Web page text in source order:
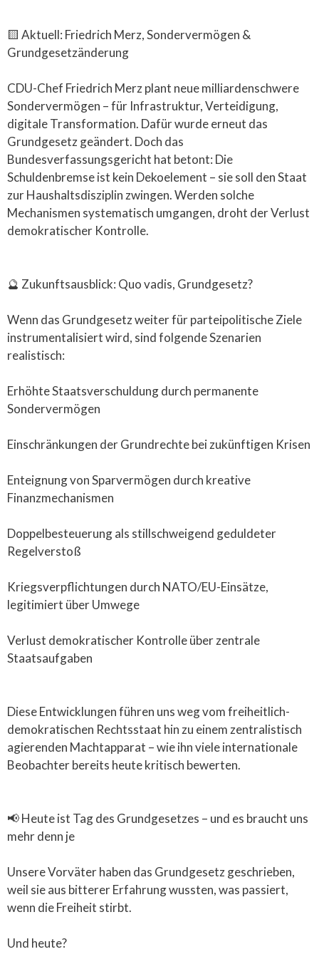
🟨 Aktuell: Friedrich Merz, Sondervermögen &
Grundgesetzänderung
CDU-Chef Friedrich Merz plant neue milliardenschwere
Sondervermögen – für Infrastruktur, Verteidigung,
digitale Transformation. Dafür wurde erneut das
Grundgesetz geändert. Doch das
Bundesverfassungsgericht hat betont: Die
Schuldenbremse ist kein Dekoelement – sie soll den Staat
zur Haushaltsdisziplin zwingen. Werden solche
Mechanismen systematisch umgangen, droht der Verlust
demokratischer Kontrolle.
🔮 Zukunftsausblick: Quo vadis, Grundgesetz?
Wenn das Grundgesetz weiter für parteipolitische Ziele
instrumentalisiert wird, sind folgende Szenarien
realistisch:
Erhöhte Staatsverschuldung durch permanente
Sondervermögen
Einschränkungen der Grundrechte bei zukünftigen Krisen
Enteignung von Sparvermögen durch kreative
Finanzmechanismen
Doppelbesteuerung als stillschweigend geduldeter
Regelverstoß
Kriegsverpflichtungen durch NATO/EU-Einsätze,
legitimiert über Umwege
Verlust demokratischer Kontrolle über zentrale
Staatsaufgaben
Diese Entwicklungen führen uns weg vom freiheitlich-
demokratischen Rechtsstaat hin zu einem zentralistisch
agierenden Machtapparat – wie ihn viele internationale
Beobachter bereits heute kritisch bewerten.
📢 Heute ist Tag des Grundgesetzes – und es braucht uns
mehr denn je
Unsere Vorväter haben das Grundgesetz geschrieben,
weil sie aus bitterer Erfahrung wussten, was passiert,
wenn die Freiheit stirbt.
Und heute?